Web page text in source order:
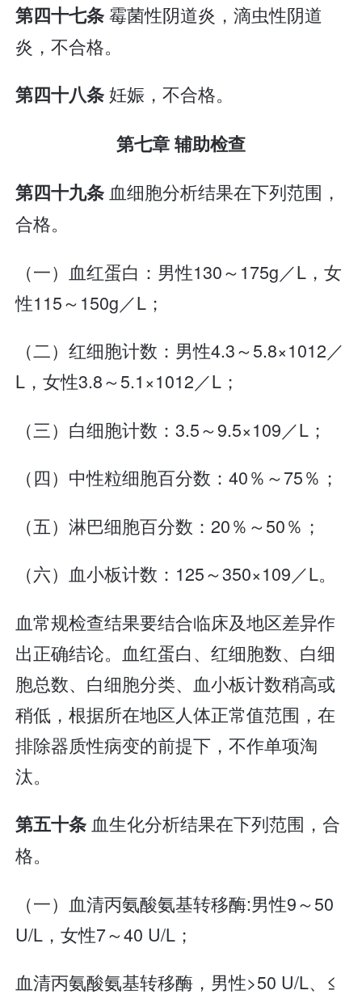
第四十七条霉菌性阴道炎，滴虫性阴道
炎，不合格。
第四十八条妊娠，不合格。
第七章 辅助检查
第四十九条血细胞分析结果在下列范围，
合格。
（一）血红蛋白：男性130～175g／L，女
性115～150g／L；
（二）红细胞计数：男性4.3～5.8×1012／
L，女性3.8～5.1×1012／L；
（三）白细胞计数：3.5～9.5×109／L；
（四）中性粒细胞百分数：40％～75％；
（五）淋巴细胞百分数：20％～50％；
（六）血小板计数：125～350×109／L。
血常规检查结果要结合临床及地区差异作
出正确结论。血红蛋白、红细胞数、白细
胞总数、白细胞分类、血小板计数稍高或
稍低，根据所在地区人体正常值范围，在
排除器质性病变的前提下，不作单项淘
汰。
第五十条血生化分析结果在下列范围，合
格。
（一）血清丙氨酸氨基转移酶:男性9～50
U/L，女性7～40 U/L；
血清丙氨酸氨基转移酶，男性>50 U/L、≤